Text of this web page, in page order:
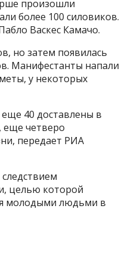
произошли
более 100 силовиков.
Васкес Камачо.
но затем появилась
Манифестанты напали
у некоторых
40 доставлены в
еще четверо
передает РИА
целью которой
молодыми людьми в